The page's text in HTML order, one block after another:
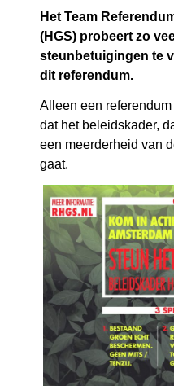
Het Team
(HGS) probeert zo
steunbetuigingen te
dit referendum.
Alleen een
dat het beleidskader,
een meerderheid van
gaat.